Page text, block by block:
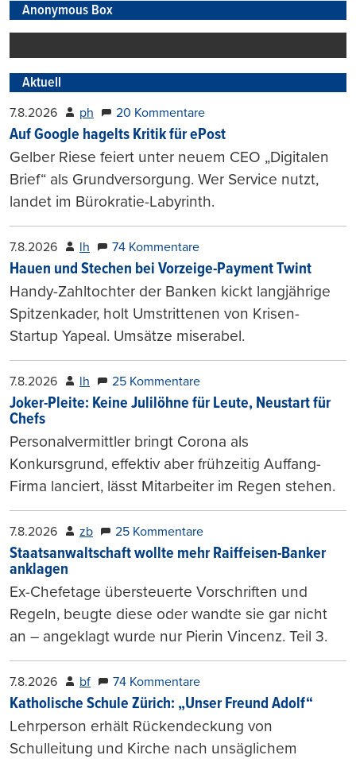
Anonymous Box
Aktuell
7.8.2026 ph 20 Kommentare
Auf Google hagelts Kritik für ePost
Gelber Riese feiert unter neuem CEO „Digitalen
Brief“ als Grundversorgung. Wer Service nutzt,
landet im Bürokratie-Labyrinth.
7.8.2026 lh 74 Kommentare
Hauen und Stechen bei Vorzeige-Payment Twint
Handy-Zahltochter der Banken kickt langjährige
Spitzenkader, holt Umstrittenen von Krisen-
Startup Yapeal. Umsätze miserabel.
7.8.2026 lh 25 Kommentare
Joker-Pleite: Keine Julilöhne für Leute, Neustart für
Chefs
Personalvermittler bringt Corona als
Konkursgrund, effektiv aber frühzeitig Auffang-
Firma lanciert, lässt Mitarbeiter im Regen stehen.
7.8.2026 zb 25 Kommentare
Staatsanwaltschaft wollte mehr Raiffeisen-Banker
anklagen
Ex-Chefetage übersteuerte Vorschriften und
Regeln, beugte diese oder wandte sie gar nicht
an – angeklagt wurde nur Pierin Vincenz. Teil 3.
7.8.2026 bf 74 Kommentare
Katholische Schule Zürich: „Unser Freund Adolf“
Lehrperson erhält Rückendeckung von
Schulleitung und Kirche nach unsäglichem